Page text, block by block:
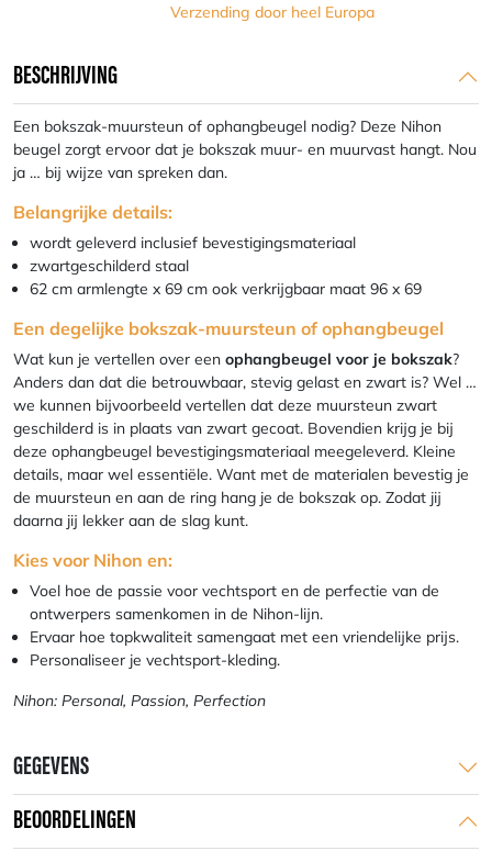
Verzending door heel Europa
BESCHRIJVING
Een bokszak-muursteun of ophangbeugel nodig? Deze Nihon
beugel zorgt ervoor dat je bokszak muur- en muurvast hangt. Nou
ja … bij wijze van spreken dan.
Belangrijke details:
wordt geleverd inclusief bevestigingsmateriaal
zwartgeschilderd staal
62 cm armlengte x 69 cm ook verkrijgbaar maat 96 x 69
Een degelijke bokszak-muursteun of ophangbeugel
Wat kun je vertellen over een ophangbeugel voor je bokszak?
Anders dan dat die betrouwbaar, stevig gelast en zwart is? Wel …
we kunnen bijvoorbeeld vertellen dat deze muursteun zwart
geschilderd is in plaats van zwart gecoat. Bovendien krijg je bij
deze ophangbeugel bevestigingsmateriaal meegeleverd. Kleine
details, maar wel essentiële. Want met de materialen bevestig je
de muursteun en aan de ring hang je de bokszak op. Zodat jij
daarna jij lekker aan de slag kunt.
Kies voor Nihon en:
Voel hoe de passie voor vechtsport en de perfectie van de
ontwerpers samenkomen in de Nihon-lijn.
Ervaar hoe topkwaliteit samengaat met een vriendelijke prijs.
Personaliseer je vechtsport-kleding.
Nihon: Personal, Passion, Perfection
GEGEVENS
BEOORDELINGEN